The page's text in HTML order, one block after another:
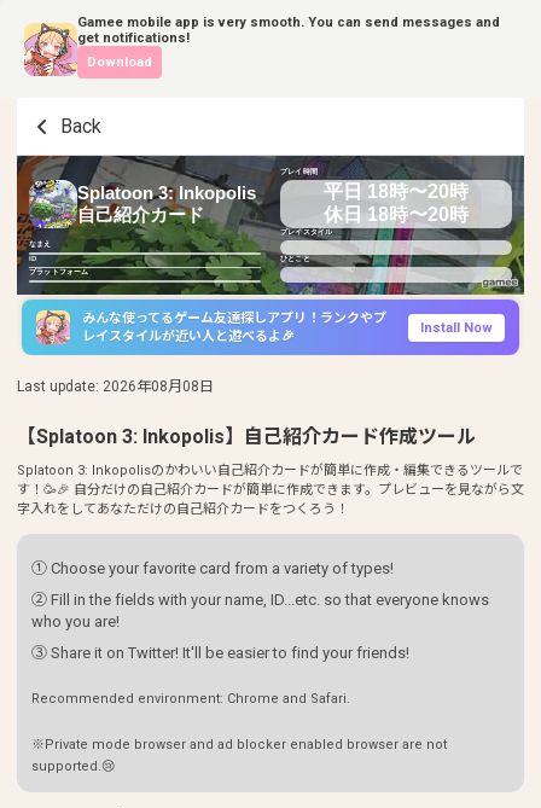
Gamee mobile app is very smooth. You can send messages and
get notifications!
Download
Back
Splatoon 3: Inkopolis
自己紹介カード
なまえ
ID
プラットフォーム
プレイ時間
平日 18時〜20時
休日 18時〜20時
プレイスタイル
ひとこと
みんな使ってるゲーム友達探しアプリ！ランクやプ
レイスタイルが近い人と遊べるよ🎉
Install Now
Last update: 2026年08月08日
【Splatoon 3: Inkopolis】自己紹介カード作成ツール
Splatoon 3: Inkopolisのかわいい自己紹介カードが簡単に作成・編集できるツールで
す！🥳🎉 自分だけの自己紹介カードが簡単に作成できます。プレビューを見ながら文
字入れをしてあなただけの自己紹介カードをつくろう！
① Choose your favorite card from a variety of types!
② Fill in the fields with your name, ID...etc. so that everyone knows
who you are!
③ Share it on Twitter! It'll be easier to find your friends!
Recommended environment: Chrome and Safari.
※Private mode browser and ad blocker enabled browser are not
supported.😢